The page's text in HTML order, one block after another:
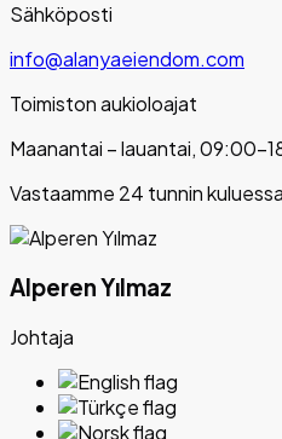
Sähköposti
info@alanyaeiendom.com
Toimiston aukioloajat
Maanantai – lauantai,
Vastaamme 24 tunnin kuluessa
Alperen Yılmaz
Johtaja